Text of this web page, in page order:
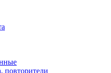
повторители